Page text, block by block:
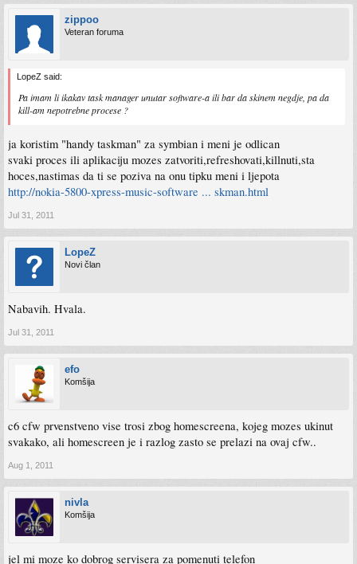
zippoo
Veteran foruma
LopeZ said:
Pa imam li ikakav task manager unutar software-a ili bar da skinem negdje, pa da
kill-am nepotrebne procese ?
ja koristim "handy taskman" za symbian i meni je odlican
svaki proces ili aplikaciju mozes zatvoriti,refreshovati,killnuti,sta
hoces,nastimas da ti se poziva na onu tipku meni i ljepota
http://nokia-5800-xpress-music-software ... skman.html
Jul 31, 2011
LopeZ
Novi član
Nabavih. Hvala.
Jul 31, 2011
efo
Komšija
c6 cfw prvenstveno vise trosi zbog homescreena, kojeg mozes ukinut
svakako, ali homescreen je i razlog zasto se prelazi na ovaj cfw..
Aug 1, 2011
nivla
Komšija
jel mi moze ko dobrog servisera za pomenuti telefon